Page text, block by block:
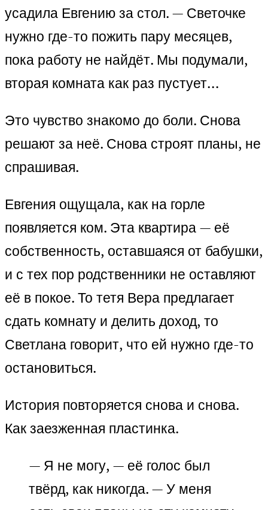
усадила Евгению за стол. — Светочке
нужно где-то пожить пару месяцев,
пока работу не найдёт. Мы подумали,
вторая комната как раз пустует…
Это чувство знакомо до боли. Снова
решают за неё. Снова строят планы, не
спрашивая.
Евгения ощущала, как на горле
появляется ком. Эта квартира — её
собственность, оставшаяся от бабушки,
и с тех пор родственники не оставляют
её в покое. То тетя Вера предлагает
сдать комнату и делить доход, то
Светлана говорит, что ей нужно где-то
остановиться.
История повторяется снова и снова.
Как заезженная пластинка.
— Я не могу, — её голос был
твёрд, как никогда. — У меня